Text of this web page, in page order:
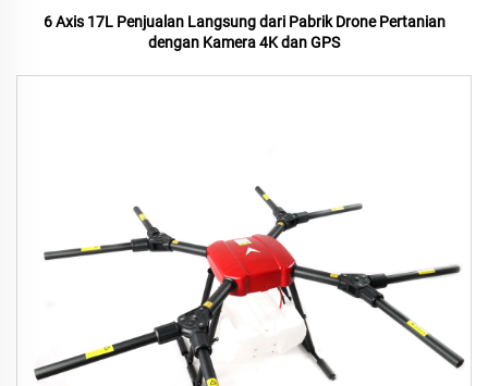
6 Axis 17L Penjualan Langsung dari Pabrik Drone Pertanian
dengan Kamera 4K dan GPS